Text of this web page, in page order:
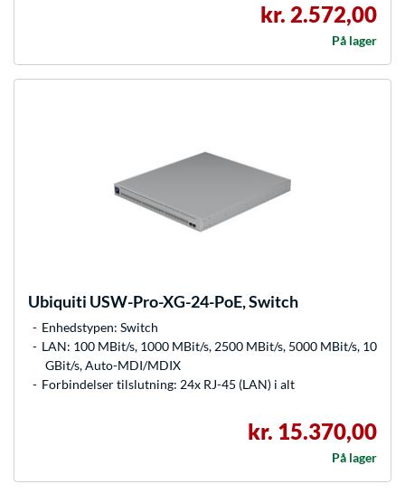
kr. 2.572,00
På lager
Ubiquiti USW-Pro-XG-24-PoE, Switch
Enhedstypen: Switch
LAN: 100 MBit/s, 1000 MBit/s, 2500 MBit/s, 5000 MBit/s, 10
GBit/s, Auto-MDI/MDIX
Forbindelser tilslutning: 24x RJ-45 (LAN) i alt
kr. 15.370,00
På lager